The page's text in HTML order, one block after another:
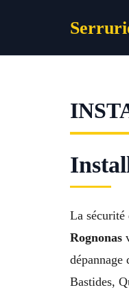
La sécurité
Rognonas
Bastides,